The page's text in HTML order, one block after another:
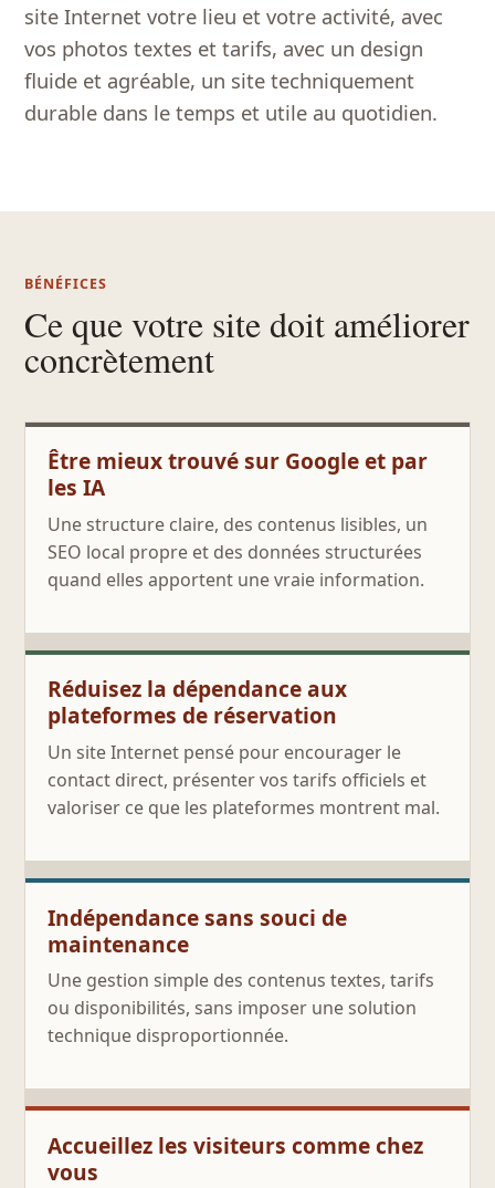
site Internet votre lieu et votre activité, avec
vos photos textes et tarifs, avec un design
fluide et agréable, un site techniquement
durable dans le temps et utile au quotidien.
BÉNÉFICES
Ce que votre site doit améliorer
concrètement
Être mieux trouvé sur Google et par
les IA
Une structure claire, des contenus lisibles, un
SEO local propre et des données structurées
quand elles apportent une vraie information.
Réduisez la dépendance aux
plateformes de réservation
Un site Internet pensé pour encourager le
contact direct, présenter vos tarifs officiels et
valoriser ce que les plateformes montrent mal.
Indépendance sans souci de
maintenance
Une gestion simple des contenus textes, tarifs
ou disponibilités, sans imposer une solution
technique disproportionnée.
Accueillez les visiteurs comme chez
vous